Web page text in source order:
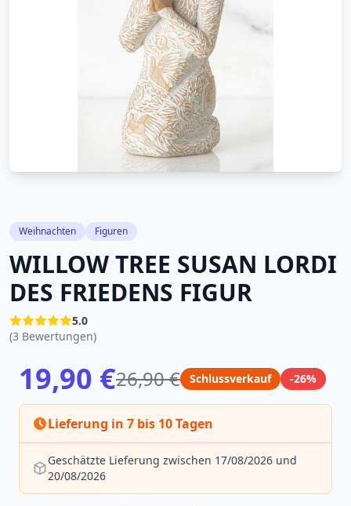
Weihnachten Figuren
WILLOW TREE SUSAN LORDI
DES FRIEDENS FIGUR
5.0
(3 Bewertungen)
19,90 €26,90 € Schlussverkauf -26%
Lieferung in 7 bis 10 Tagen
Geschätzte Lieferung zwischen 17/08/2026 und
20/08/2026